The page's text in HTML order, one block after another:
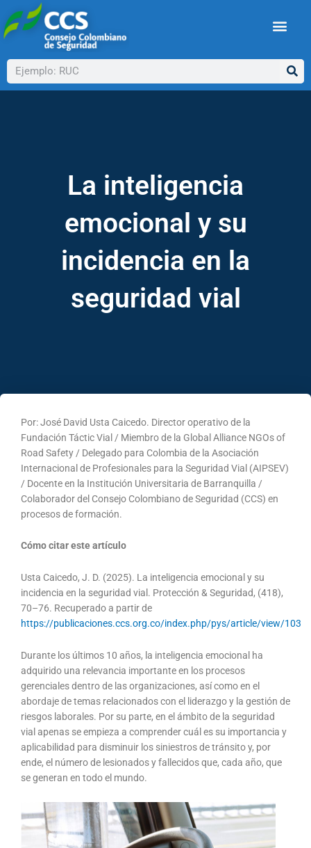
al
contenido
Buscar
La inteligencia
emocional y su
incidencia en la
seguridad vial
Por: José David Usta Caicedo. Director operativo de la
Fundación Táctic Vial / Miembro de la Global Alliance NGOs of
Road Safety / Delegado para Colombia de la Asociación
Internacional de Profesionales para la Seguridad Vial (AIPSEV)
/ Docente en la Institución Universitaria de Barranquilla /
Colaborador del Consejo Colombiano de Seguridad (CCS) en
procesos de formación.
Cómo citar este artículo
Usta Caicedo, J. D. (2025). La inteligencia emocional y su
incidencia en la seguridad vial. Protección & Seguridad, (418),
70–76. Recuperado a partir de
https://publicaciones.ccs.org.co/index.php/pys/article/view/103
Durante los últimos 10 años, la inteligencia emocional ha
adquirido una relevancia importante en los procesos
gerenciales dentro de las organizaciones, así como en el
abordaje de temas relacionados con el liderazgo y la gestión de
riesgos laborales. Por su parte, en el ámbito de la seguridad
vial apenas se empieza a comprender cuál es su importancia y
aplicabilidad para disminuir los siniestros de tránsito y, por
ende, el número de lesionados y fallecidos que, cada año, que
se generan en todo el mundo.